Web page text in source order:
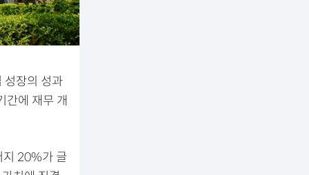
성장의 성과
간에 재무 개
지 20%가 글